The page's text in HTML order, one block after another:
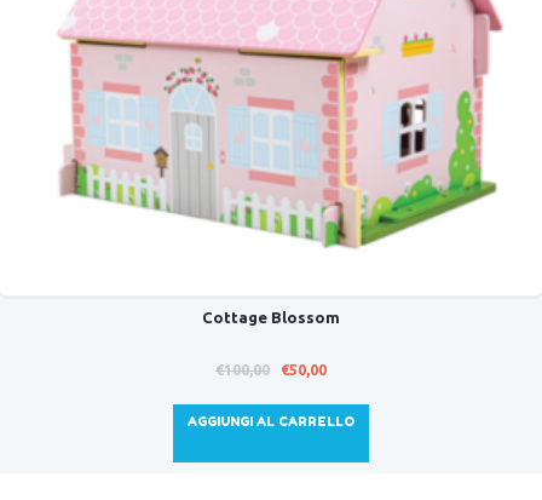
Cottage Blossom
€100,00
Il
originale
€50,00Il
attuale
AGGIUNGI AL CARRELLO